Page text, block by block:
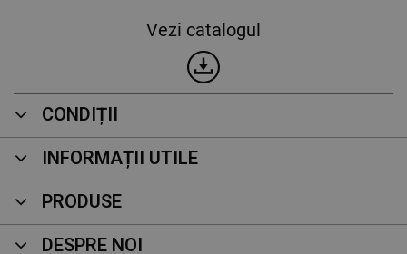
Vezi catalogul
CONDIȚII
INFORMAȚII UTILE
PRODUSE
DESPRE NOI